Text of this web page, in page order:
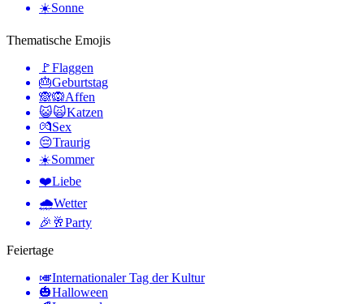
☀️Sonne
Thematische Emojis
🚩Flaggen
🎂Geburtstag
🙈🙉Affen
😺🙀Katzen
💏Sex
😔Traurig
☀️Sommer
❤️Liebe
🌧Wetter
🎉🥂Party
Feiertage
🎺Internationaler Tag der Kultur
🎃Halloween